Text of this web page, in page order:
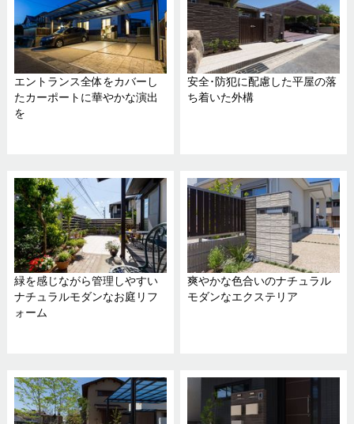
エントランス全体をカバーし
たカーポートに華やかな演出
を
安全･防犯に配慮した平屋の落
ち着いた外構
緑を感じながら管理しやすい
ナチュラルモダンなお庭リフ
ォーム
爽やかな色合いのナチュラル
モダンなエクステリア